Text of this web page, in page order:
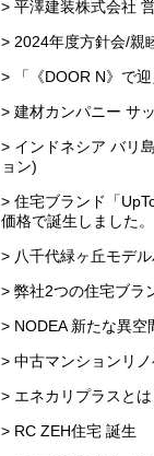
> 平澤建装株式会社
> 2024年度方針会/親
> 「《DOOR N》で迎
> 建材カンパニー サ
> インドネシア バリ
ョン)
> 住宅ブランド「
価格で誕生しました。
> 八千代緑ヶ丘モデ
> 弊社2つの住宅ブラ
> NODEA 新たな異空
> 中古マンションリノ
> エネカリプラスと
> RC ZEH住宅 誕生